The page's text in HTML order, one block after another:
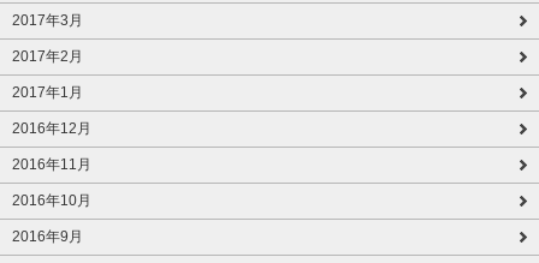
2017年3月
2017年2月
2017年1月
2016年12月
2016年11月
2016年10月
2016年9月